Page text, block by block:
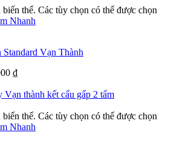
biến thể. Các tùy chọn có thể được chọn
Nhanh
Vạn Thành
₫
biến thể. Các tùy chọn có thể được chọn
Nhanh